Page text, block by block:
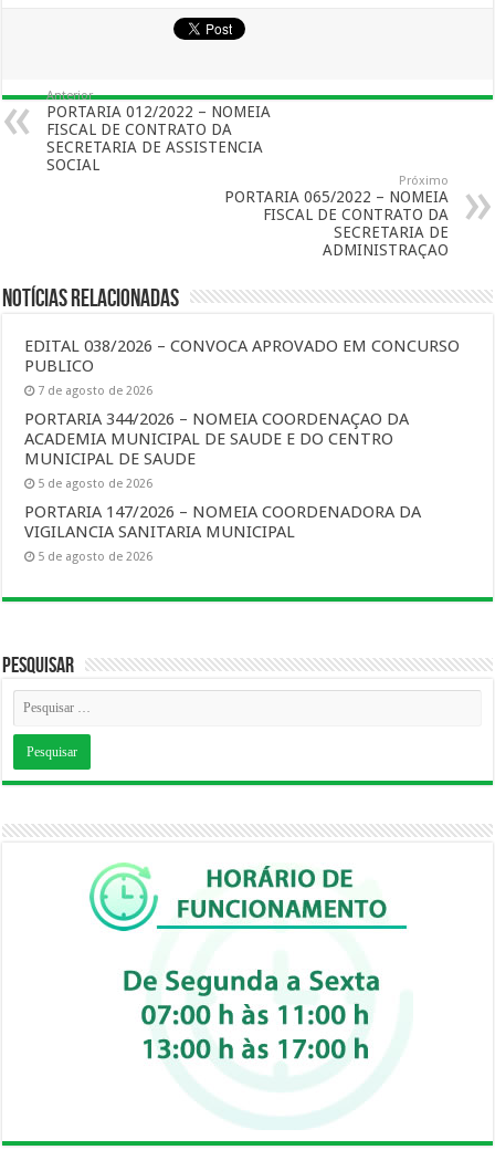
Anterior
PORTARIA 012/2022 – NOMEIA
FISCAL DE CONTRATO DA
SECRETARIA DE ASSISTENCIA
SOCIAL
Próximo
PORTARIA 065/2022 – NOMEIA
FISCAL DE CONTRATO DA
SECRETARIA DE
ADMINISTRAÇAO
Notícias Relacionadas
EDITAL 038/2026 – CONVOCA APROVADO EM CONCURSO
PUBLICO
7 de agosto de 2026
PORTARIA 344/2026 – NOMEIA COORDENAÇAO DA
ACADEMIA MUNICIPAL DE SAUDE E DO CENTRO
MUNICIPAL DE SAUDE
5 de agosto de 2026
PORTARIA 147/2026 – NOMEIA COORDENADORA DA
VIGILANCIA SANITARIA MUNICIPAL
5 de agosto de 2026
Pesquisar